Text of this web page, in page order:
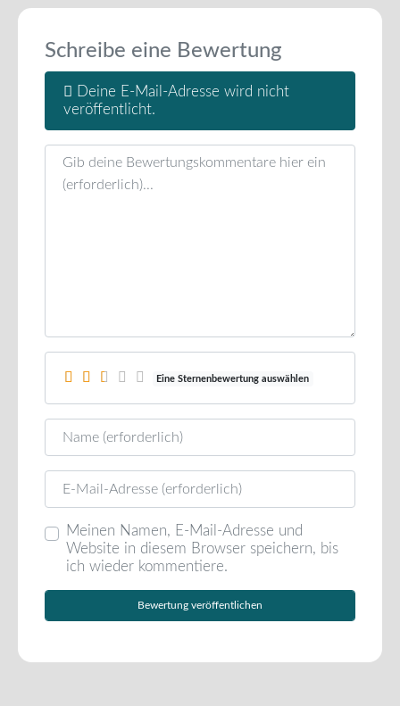
Schreibe eine Bewertung
Deine E-Mail-Adresse wird nicht
veröffentlicht.
Rezensionstext
Eine Sternenbewertung auswählen
Name
E-Mail
Meinen Namen, E-Mail-Adresse und
Website in diesem Browser speichern, bis
ich wieder kommentiere.